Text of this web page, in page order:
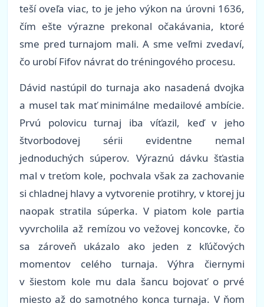
teší oveľa viac, to je jeho výkon na úrovni 1636,
čím ešte výrazne prekonal očakávania, ktoré
sme pred turnajom mali. A sme veľmi zvedaví,
čo urobí Fifov návrat do tréningového procesu.
Dávid nastúpil do turnaja ako nasadená dvojka
a musel tak mať minimálne medailové ambície.
Prvú polovicu turnaj iba víťazil, keď v jeho
štvorbodovej sérii evidentne nemal
jednoduchých súperov. Výraznú dávku šťastia
mal v treťom kole, pochvala však za zachovanie
si chladnej hlavy a vytvorenie protihry, v ktorej ju
naopak stratila súperka. V piatom kole partia
vyvrcholila až remízou vo vežovej koncovke, čo
sa zároveň ukázalo ako jeden z kľúčových
momentov celého turnaja. Výhra čiernymi
v šiestom kole mu dala šancu bojovať o prvé
miesto až do samotného konca turnaja. V ňom